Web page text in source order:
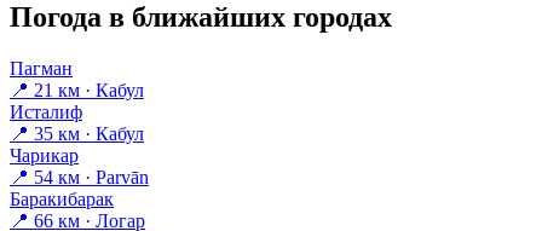
Погода в ближайших городах
Пагман
📍 21 км · Кабул
Исталиф
📍 35 км · Кабул
Чарикар
📍 54 км · Parvān
Баракибарак
📍 66 км · Логар